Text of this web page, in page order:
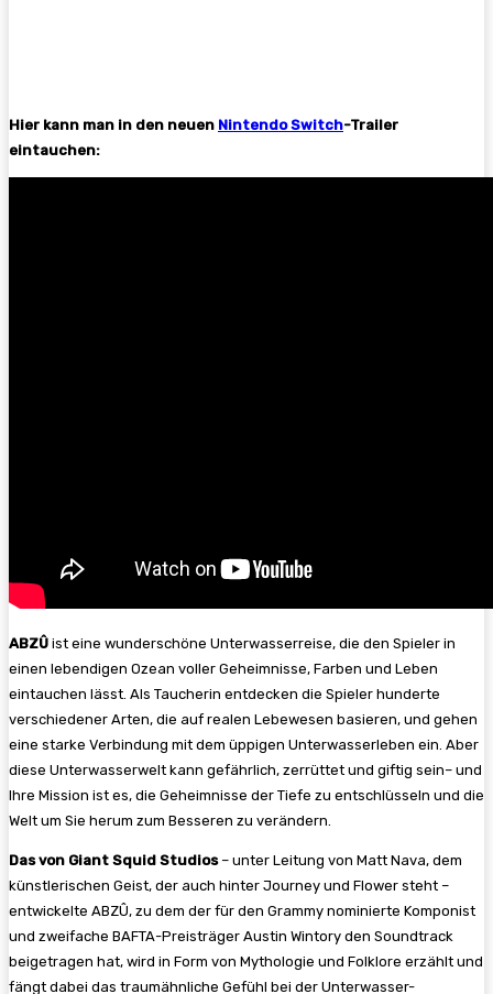
Hier kann man in den neuen Nintendo Switch-Trailer
eintauchen:
ABZÛ ist eine wunderschöne Unterwasserreise, die den Spieler in
einen lebendigen Ozean voller Geheimnisse, Farben und Leben
eintauchen lässt. Als Taucherin entdecken die Spieler hunderte
verschiedener Arten, die auf realen Lebewesen basieren, und gehen
eine starke Verbindung mit dem üppigen Unterwasserleben ein. Aber
diese Unterwasserwelt kann gefährlich, zerrüttet und giftig sein– und
Ihre Mission ist es, die Geheimnisse der Tiefe zu entschlüsseln und die
Welt um Sie herum zum Besseren zu verändern.
Das von Giant Squid Studios– unter Leitung von Matt Nava, dem
künstlerischen Geist, der auch hinter Journey und Flower steht –
entwickelte ABZÛ, zu dem der für den Grammy nominierte Komponist
und zweifache BAFTA-Preisträger Austin Wintory den Soundtrack
beigetragen hat, wird in Form von Mythologie und Folklore erzählt und
fängt dabei das traumähnliche Gefühl bei der Unterwasser-